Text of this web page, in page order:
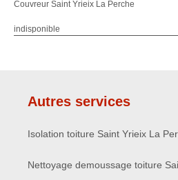
Couvreur Saint Yrieix La Perche
indisponible
Autres services
Isolation toiture Saint Yrieix La
Nettoyage demoussage toiture